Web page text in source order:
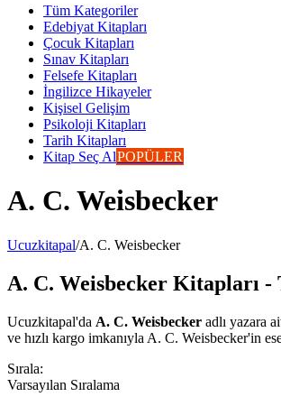
Tüm Kategoriler
Edebiyat Kitapları
Çocuk Kitapları
Sınav Kitapları
Felsefe Kitapları
İngilizce Hikayeler
Kişisel Gelişim
Psikoloji Kitapları
Tarih Kitapları
Kitap Seç AlPOPÜLER
A. C. Weisbecker
Ucuzkitapal/A. C. Weisbecker
A. C. Weisbecker Kitapları
Ucuzkitapal'da A. C. Weisbecker adlı yazara
ve hızlı kargo imkanıyla A. C. Weisbecker'in
Sırala:
Varsayılan Sıralama